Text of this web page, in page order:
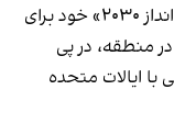
ریاض در راستای برنامه بلندپروازانه «چشم‌انداز ۲۰۳۰» خود برای
منطقه، در پی
ایالات متحده